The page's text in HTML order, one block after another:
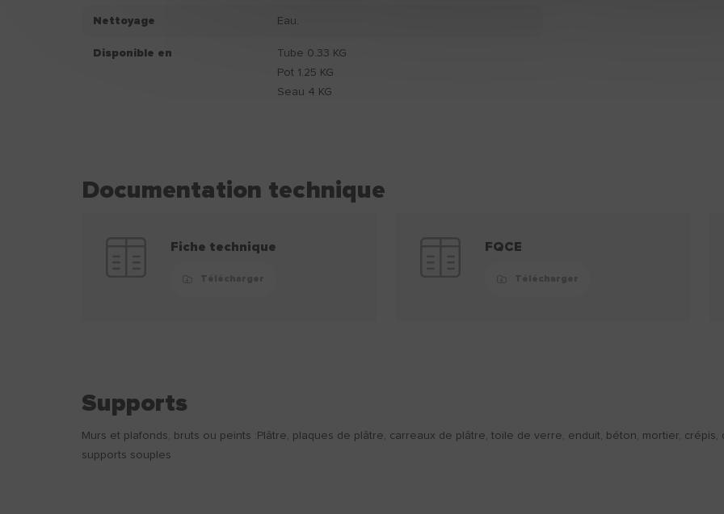
Nettoyage Eau.
Disponible en
Tube 0.33 KG
Pot 1.25 KG
Seau 4 KG
Documentation technique
Fiche technique FQCE
Supports
Murs et plafonds, bruts ou peints :Plâtre, plaques de plâtre, carreaux de plâtre, toile de verre, enduit, béton, mortier,
supports souples